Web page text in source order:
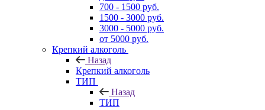
700 - 1500 руб.
1500 - 3000 руб.
3000 - 5000 руб.
от 5000 руб.
Крепкий алкоголь
Назад
Крепкий алкоголь
ТИП
Назад
ТИП